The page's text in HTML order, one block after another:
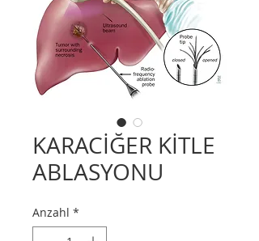
KARACİĞER KİTLE
ABLASYONU
Anzahl *